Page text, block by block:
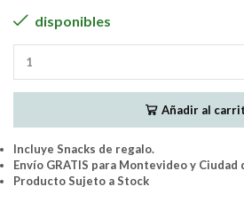
disponibles
Perro
Añadir al
Incluye Snacks de regalo.
Envío GRATIS para Montevideo y Ciudad
Producto Sujeto a Stock